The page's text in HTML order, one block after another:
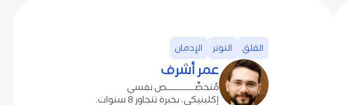
القلق التوتر الإدمان
عمر أشرف
‬إكلينيكي،‭ ‬بخبرة‭ ‬تتجاوز‭ ‬8‭ ‬سنوات‭.‬